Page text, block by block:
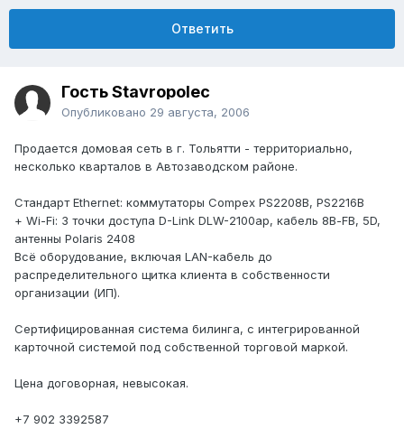
Ответить
Гость Stavropolec
Опубликовано 29 августа, 2006
Продается домовая сеть в г. Тольятти - территориально,
несколько кварталов в Автозаводском районе.
Стандарт Ethernet: коммутаторы Compex PS2208B, PS2216B
+ Wi-Fi: 3 точки доступа D-Link DLW-2100ap, кабель 8В-FB, 5D,
антенны Polaris 2408
Всё оборудование, включая LAN-кабель до
распределительного щитка клиента в собственности
организации (ИП).
Сертифицированная система билинга, с интегрированной
карточной системой под собственной торговой маркой.
Цена договорная, невысокая.
+7 902 3392587